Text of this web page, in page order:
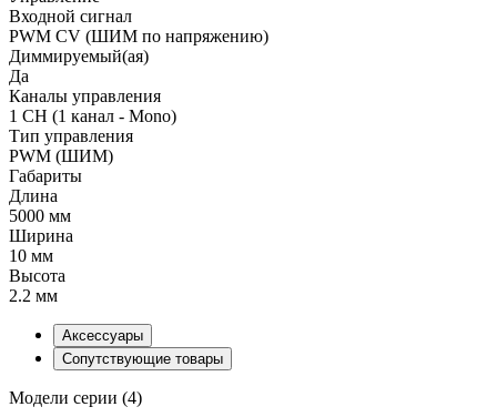
Входной сигнал
PWM СV (ШИМ по напряжению)
Диммируемый(ая)
Да
Каналы управления
1 CH (1 канал - Mono)
Тип управления
PWM (ШИМ)
Габариты
Длина
5000 мм
Ширина
10 мм
Высота
2.2 мм
Аксессуары
Сопутствующие товары
Модели серии (4)